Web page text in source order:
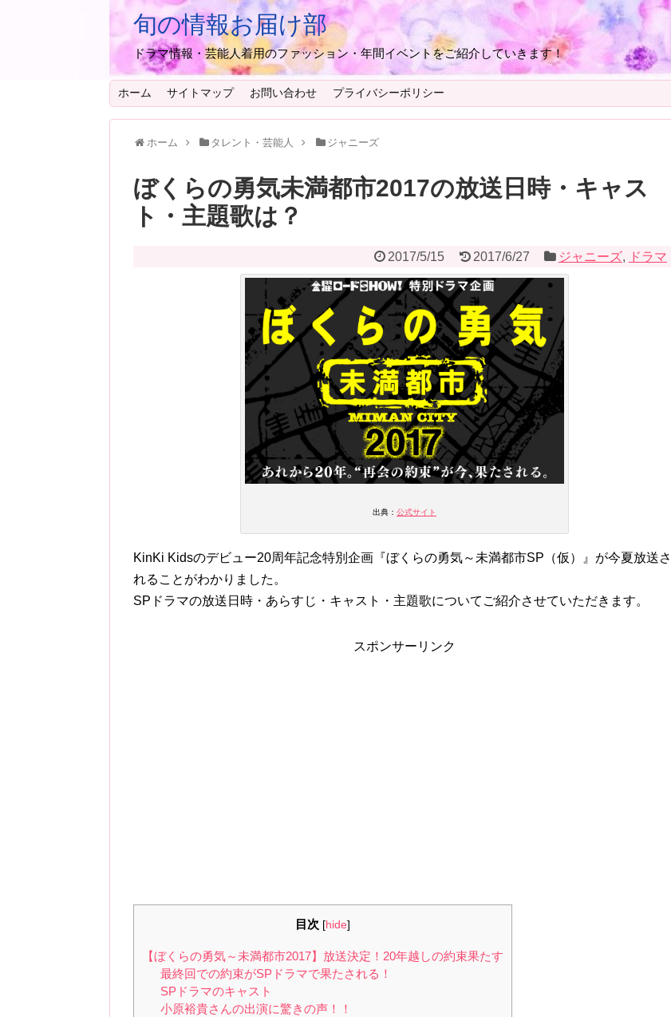
旬の情報お届け部
ドラマ情報・芸能人着用のファッション・年間イベントをご紹介していきます！
ホーム サイトマップ お問い合わせ プライバシーポリシー
ホーム タレント・芸能人 ジャニーズ
ぼくらの勇気未満都市2017の放送日時・キャス
ト・主題歌は？
2017/5/15 2017/6/27 ジャニーズ, ドラマ
出典： 公式サイト
KinKi Kidsのデビュー20周年記念特別企画『ぼくらの勇気～未満都市SP（仮）』が今夏放送さ
れることがわかりました。
SPドラマの放送日時・あらすじ・キャスト・主題歌についてご紹介させていただきます。
スポンサーリンク
目次 [hide]
【ぼくらの勇気～未満都市2017】放送決定！20年越しの約束果たす
最終回での約束がSPドラマで果たされる！
SPドラマのキャスト
小原裕貴さんの出演に驚きの声！！